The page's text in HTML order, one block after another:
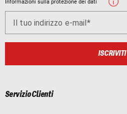
Informazioni sulla protezione dei dati
Il tuo indirizzo e-mail
ISCRIVITI
Servizio Clienti